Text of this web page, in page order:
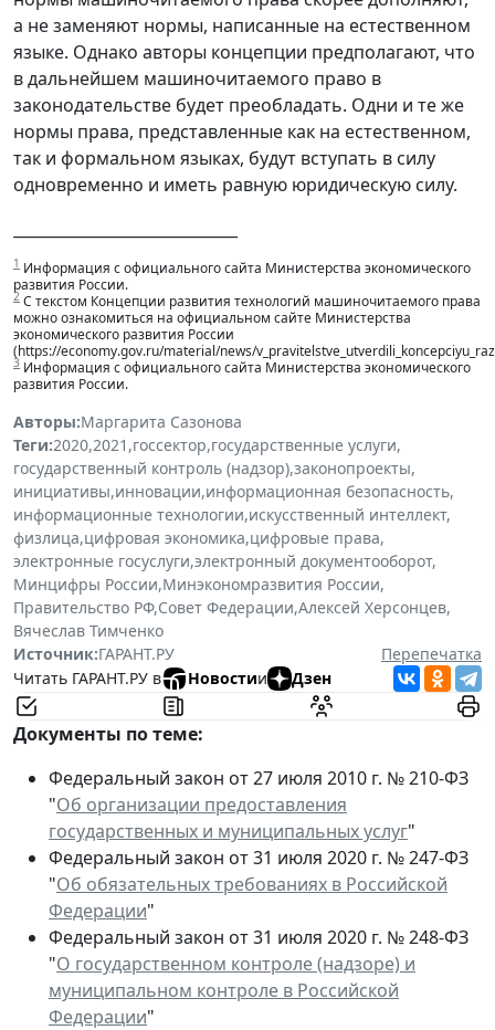
а не заменяют нормы, написанные на естественном
языке. Однако авторы концепции предполагают, что
в дальнейшем машиночитаемого право в
законодательстве будет преобладать. Одни и те же
нормы права, представленные как на естественном,
так и формальном языках, будут вступать в силу
одновременно и иметь равную юридическую силу.
1 Информация с официального сайта Министерства экономического
развития России.
2 С текстом Концепции развития технологий машиночитаемого права
можно ознакомиться на официальном сайте Министерства
экономического развития России
(https://economy.gov.ru/material/news/
3 Информация с официального сайта Министерства экономического
развития России.
Авторы:Маргарита Сазонова
Теги:2020,2021 ,госсектор,государственные услуги,
государственный контроль (надзор),законопроекты,
инициативы,инновации,информационная безопасность,
информационные технологии,искусственный интеллект,
физлица,цифровая экономика,цифровые права,
электронные госуслуги,электронный документооборот,
Минцифры России,Минэкономразвития России,
Правительство РФ,Совет Федерации,Алексей Херсонцев,
Вячеслав Тимченко
Источник:ГАРАНТ.РУ
Перепечатка
Читать ГАРАНТ.РУ в
Новостии Дзен
Документы по теме:
Федеральный закон от 27 июля 2010 г. № 210-ФЗ
"Об организации предоставления
государственных и муниципальных услуг"
Федеральный закон от 31 июля 2020 г. № 247-ФЗ
"Об обязательных требованиях в Российской
Федерации"
Федеральный закон от 31 июля 2020 г. № 248-ФЗ
"О государственном контроле (надзоре) и
муниципальном контроле в Российской
Федерации"